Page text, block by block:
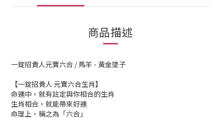
商品描述
一錠招貴人元寶六合 / 馬羊 - 黃金墜子
【一錠招貴人 元寶六合生肖】
命運中，就有註定與你相合的生肖
生肖相合，就能帶來好運
命理上，稱之為「六合」